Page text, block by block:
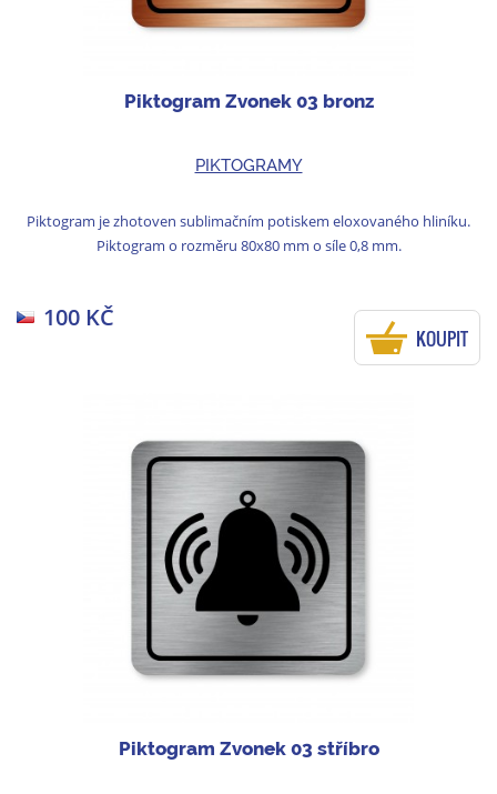
Piktogram Zvonek 03 bronz
PIKTOGRAMY
Piktogram je zhotoven sublimačním potiskem eloxovaného hliníku.
Piktogram o rozměru 80x80 mm o síle 0,8 mm.
100 KČ
KOUPIT
Piktogram Zvonek 03 stříbro